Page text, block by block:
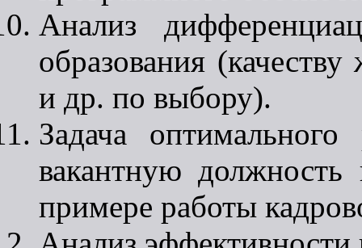
Анализ
образования
и др. по выбору).
Задача оптимального
вакантную
примере работы